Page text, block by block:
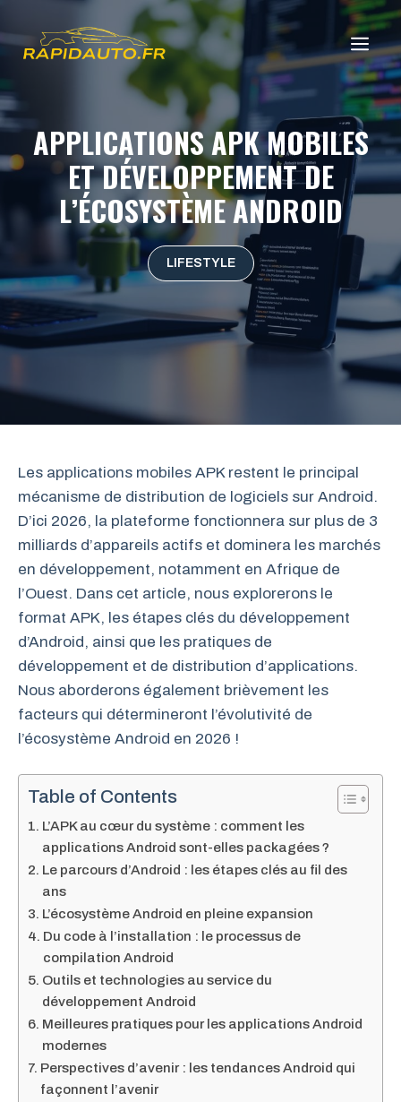
au
contenu
APPLICATIONS APK MOBILES
ET DÉVELOPPEMENT DE
L’ÉCOSYSTÈME ANDROID
LIFESTYLE
Les applications mobiles APK restent le principal
mécanisme de distribution de logiciels sur Android.
D’ici 2026, la plateforme fonctionnera sur plus de 3
milliards d’appareils actifs et dominera les marchés
en développement, notamment en Afrique de
l’Ouest. Dans cet article, nous explorerons le
format APK, les étapes clés du développement
d’Android, ainsi que les pratiques de
développement et de distribution d’applications.
Nous aborderons également brièvement les
facteurs qui détermineront l’évolutivité de
l’écosystème Android en 2026 !
Table of Contents
L’APK au cœur du système : comment les
applications Android sont-elles packagées ?
Le parcours d’Android : les étapes clés au fil des
ans
L’écosystème Android en pleine expansion
Du code à l’installation : le processus de
compilation Android
Outils et technologies au service du
développement Android
Meilleures pratiques pour les applications Android
modernes
Perspectives d’avenir : les tendances Android qui
façonnent l’avenir